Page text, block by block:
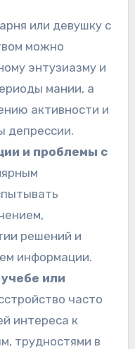
или девушку с
можно
энтузиазму и
мании, а
активности и
депрессии.
и проблемы с
решений и
информации.
или
часто
интереса к
трудностями в